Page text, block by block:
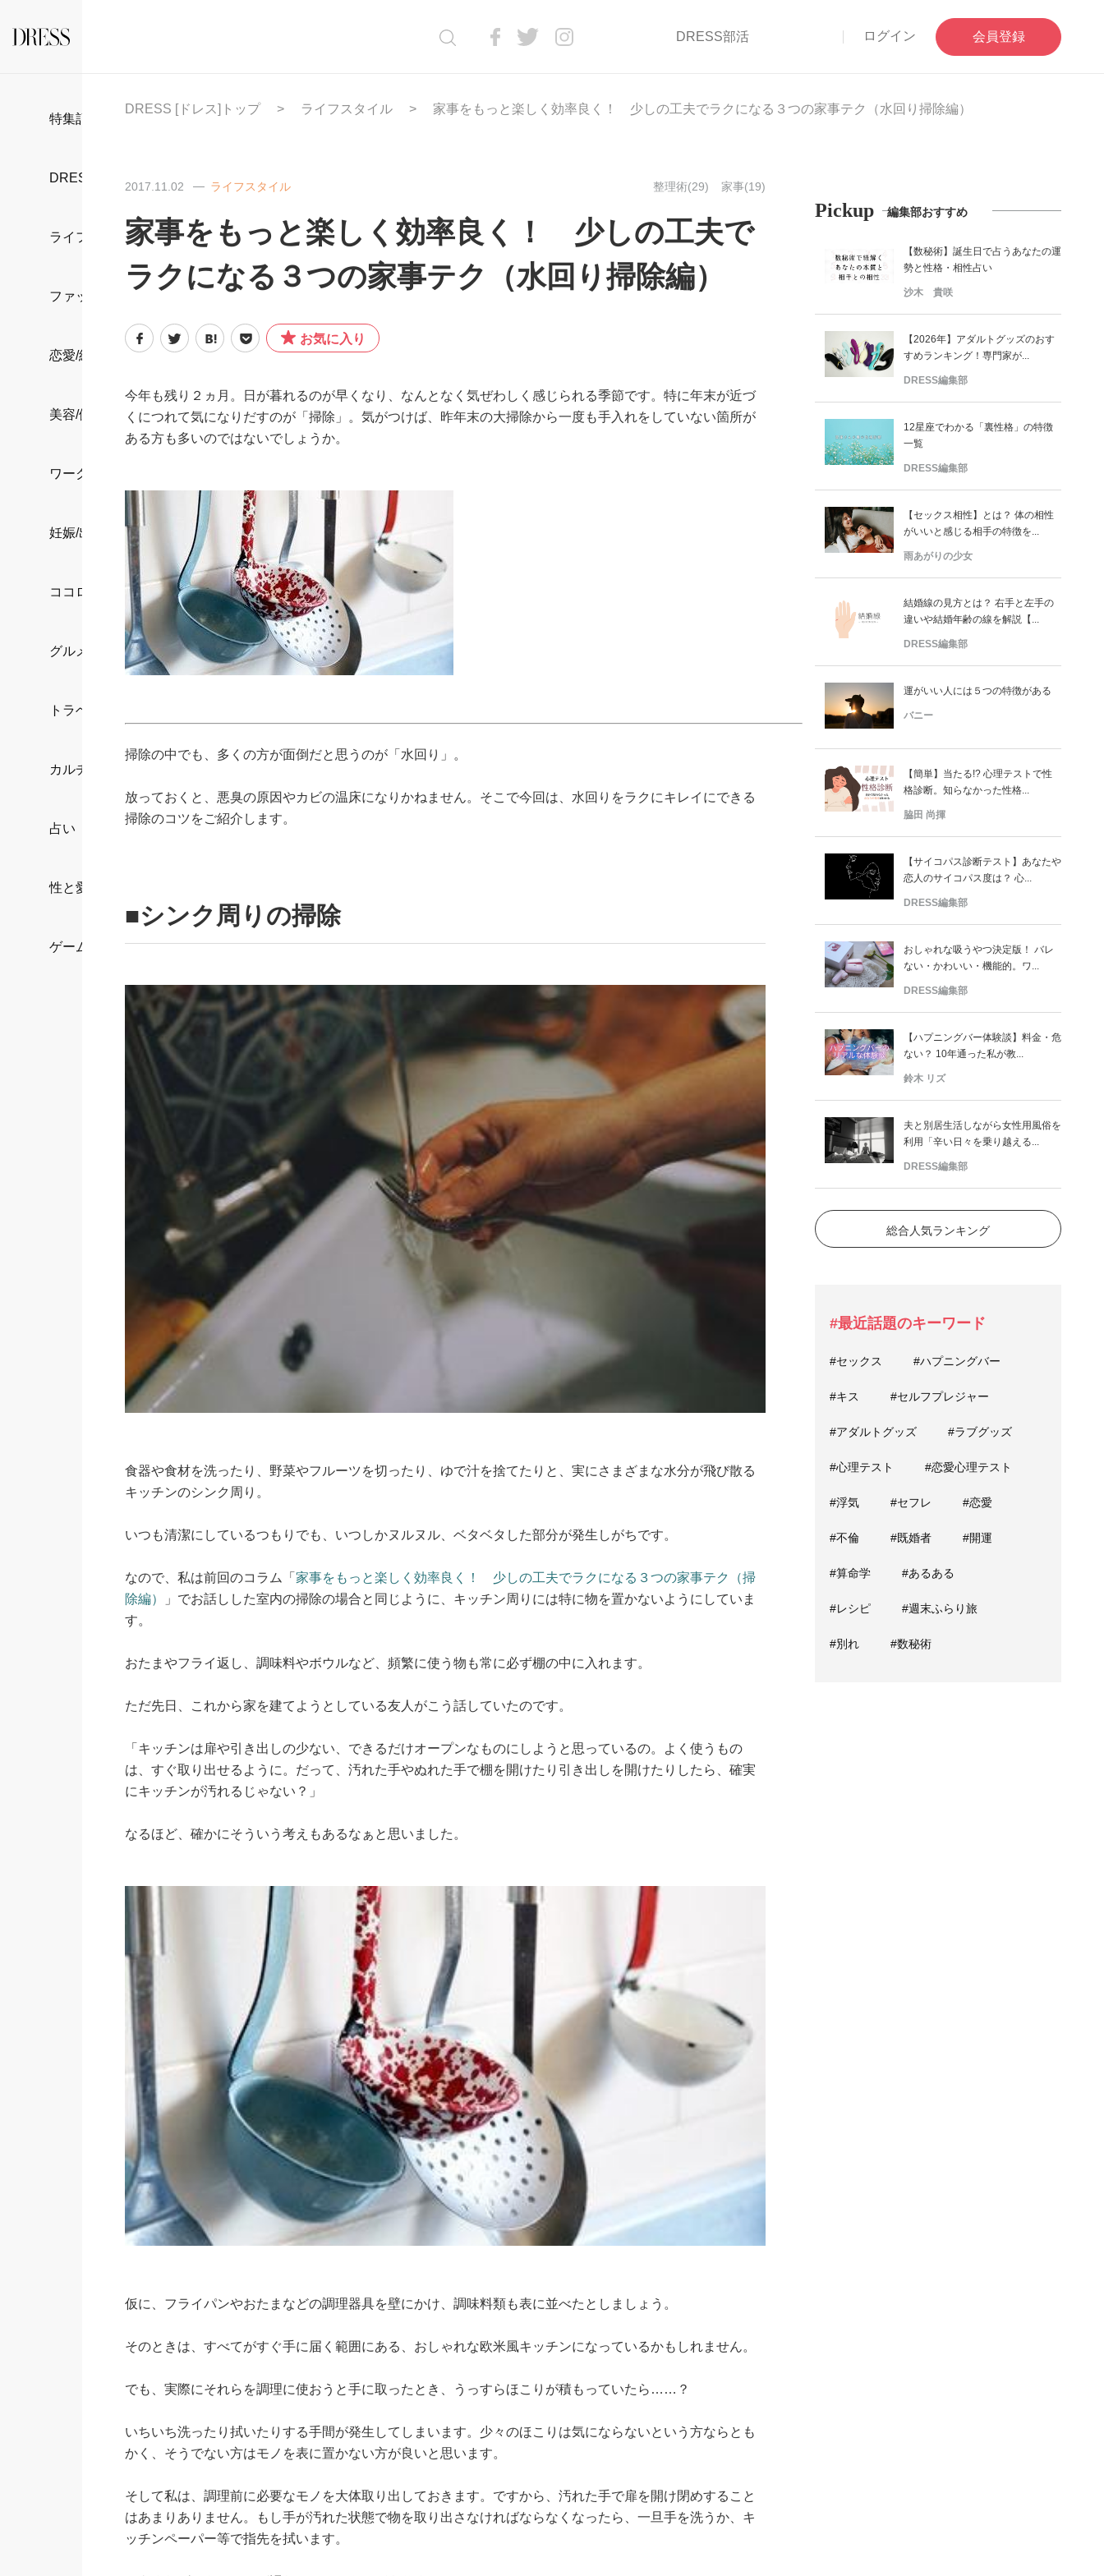
DRESS部活 ログイン 会員登録
特集記事
DRESS部活
ライフスタイル
ファッション
恋愛/結婚/離婚
美容/健康
ワークスタイル
妊娠/出産/家族
ココロ/カラダ
グルメ
トラベル
カルチャー/エンタメ
占い
性と愛
ゲーム
DRESS [ドレス]トップ ライフスタイル 家事をもっと楽しく効率良く！ 少しの工夫でラクになる３つの家事テク（水回り掃除編）
2017.11.02 ライフスタイル 整理術(29) 家事(19)
家事をもっと楽しく効率良く！ 少しの工夫で
ラクになる３つの家事テク（水回り掃除編）
お気に入り
今年も残り２ヵ月。日が暮れるのが早くなり、なんとなく気ぜわしく感じられる季節です。特に年末が近づ
くにつれて気になりだすのが「掃除」。気がつけば、昨年末の大掃除から一度も手入れをしていない箇所が
ある方も多いのではないでしょうか。
掃除の中でも、多くの方が面倒だと思うのが「水回り」。
放っておくと、悪臭の原因やカビの温床になりかねません。そこで今回は、水回りをラクにキレイにできる
掃除のコツをご紹介します。
■シンク周りの掃除
食器や食材を洗ったり、野菜やフルーツを切ったり、ゆで汁を捨てたりと、実にさまざまな水分が飛び散る
キッチンのシンク周り。
いつも清潔にしているつもりでも、いつしかヌルヌル、ベタベタした部分が発生しがちです。
なので、私は前回のコラム「 家事をもっと楽しく効率良く！ 少しの工夫でラクになる３つの家事テク（掃
除編）
」でお話しした室内の掃除の場合と同じように、キッチン周りには特に物を置かないようにしていま
す。
おたまやフライ返し、調味料やボウルなど、頻繁に使う物も常に必ず棚の中に入れます。
ただ先日、これから家を建てようとしている友人がこう話していたのです。
「キッチンは扉や引き出しの少ない、できるだけオープンなものにしようと思っているの。よく使うもの
は、すぐ取り出せるように。だって、汚れた手やぬれた手で棚を開けたり引き出しを開けたりしたら、確実
にキッチンが汚れるじゃない？」
なるほど、確かにそういう考えもあるなぁと思いました。
仮に、フライパンやおたまなどの調理器具を壁にかけ、調味料類も表に並べたとしましょう。
そのときは、すべてがすぐ手に届く範囲にある、おしゃれな欧米風キッチンになっているかもしれません。
でも、実際にそれらを調理に使おうと手に取ったとき、うっすらほこりが積もっていたら……？
いちいち洗ったり拭いたりする手間が発生してしまいます。少々のほこりは気にならないという方ならとも
かく、そうでない方はモノを表に置かない方が良いと思います。
そして私は、調理前に必要なモノを大体取り出しておきます。ですから、汚れた手で扉を開け閉めすること
はあまりありません。もし手が汚れた状態で物を取り出さなければならなくなったら、一旦手を洗うか、キ
ッチンペーパー等で指先を拭います。
Pickup 編集部おすすめ
【数秘術】誕生日で占うあなたの運
勢と性格・相性占い
沙木 貴咲
【2026年】アダルトグッズのおす
すめランキング！専門家が...
DRESS編集部
12星座でわかる「裏性格」の特徴
一覧
DRESS編集部
【セックス相性】とは？ 体の相性
がいいと感じる相手の特徴を...
雨あがりの少女
結婚線の見方とは？ 右手と左手の
違いや結婚年齢の線を解説【...
DRESS編集部
運がいい人には５つの特徴がある
バニー
【簡単】当たる!? 心理テストで性
格診断。知らなかった性格...
脇田 尚揮
【サイコパス診断テスト】あなたや
恋人のサイコパス度は？ 心...
DRESS編集部
おしゃれな吸うやつ決定版！ バレ
ない・かわいい・機能的。ワ...
DRESS編集部
【ハプニングバー体験談】料金・危
ない？ 10年通った私が教...
鈴木 リズ
夫と別居生活しながら女性用風俗を
利用「辛い日々を乗り越える...
DRESS編集部
総合人気ランキング
#最近話題のキーワード
#セックス #ハプニングバー
#キス #セルフプレジャー
#アダルトグッズ #ラブグッズ
#心理テスト #恋愛心理テスト
#浮気 #セフレ #恋愛
#不倫 #既婚者 #開運
#算命学 #あるある
#レシピ #週末ふらり旅
#別れ #数秘術